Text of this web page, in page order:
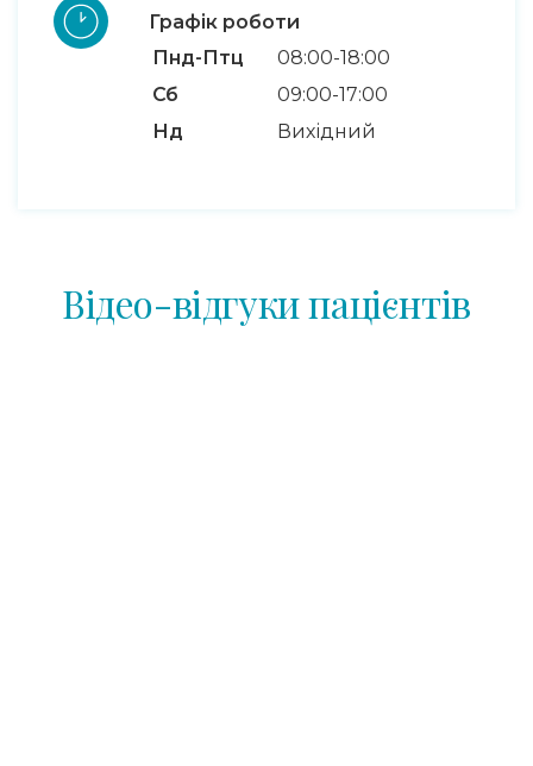
Графік роботи
Пнд-Птц
08:00-18:00
Сб
09:00-17:00
Нд
Вихідний
Відео-відгуки пацієнтів